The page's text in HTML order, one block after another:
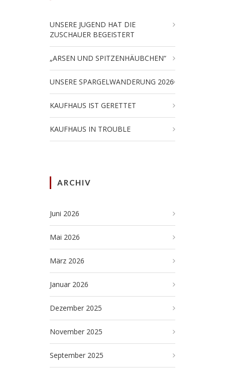
UNSERE JUGEND HAT DIE
ZUSCHAUER BEGEISTERT
„ARSEN UND SPITZENHÄUBCHEN“
UNSERE SPARGELWANDERUNG 2026
KAUFHAUS IST GERETTET
KAUFHAUS IN TROUBLE
ARCHIV
Juni 2026
Mai 2026
März 2026
Januar 2026
Dezember 2025
November 2025
September 2025